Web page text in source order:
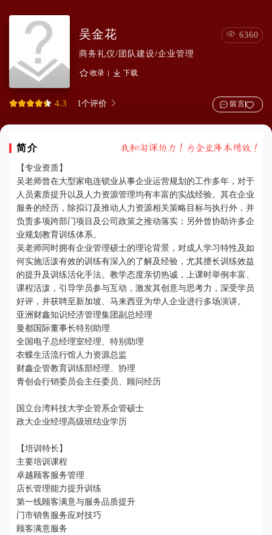
吴金花  6360
商务礼仪/团队建设/企业管理
 收录  下载
4.3 1个评价  留言
简介       
【专业资质】
吴老师曾在大型家电连锁业从事企业运营规划的工作多年，对于
人员素质提升以及人力资源管理均有丰富的实战经验。其在企业
服务的经历，除拟订及推动人力资源相关策略目标与执行外，并
负责多项跨部门项目及公司政策之推动落实；另外曾协助许多企
业规划教育训练体系。
吴老师同时拥有企业管理硕士的理论背景，对成人学习特性及如
何实施活泼有效的训练有深入的了解及经验，尤其擅长训练效益
的提升及训练活化手法。教学态度亲切热诚，上课时举例丰富、
课程活泼，引导学员参与互动，激发其创意与思考力，深受学员
好评，并获聘至新加坡、马来西亚为华人企业进行多场演讲。
亚洲财鑫知识经济管理集团副总经理
曼都国际董事长特别助理
全国电子总经理室经理、特别助理
衣蝶生活流行馆人力资源总监
财鑫企管教育训练部经理、协理
青创会行销委员会主任委员、顾问经历
国立台湾科技大学企管系企管硕士
政大企业经理高级班结业学历
【培训特长】
主要培训课程
卓越顾客服务管理
店长管理能力提升训练
第一线顾客满意与服务品质提升
门市销售服务应对技巧
顾客满意服务